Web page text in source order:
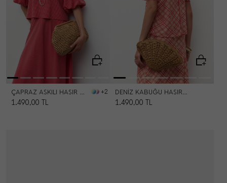
+2
1.490,00 TL 1.490,00 TL